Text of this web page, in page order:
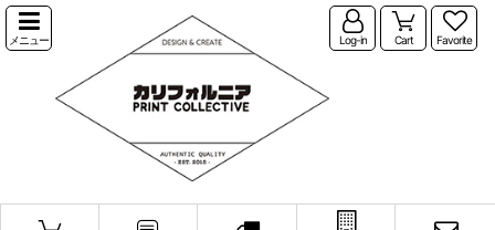
メニュー Log-in Cart Favorite